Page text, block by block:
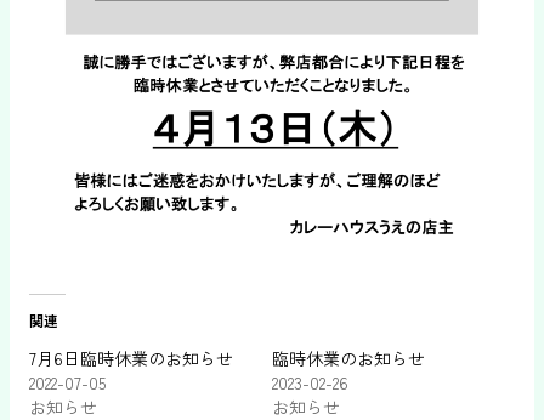
関連
7月6日臨時休業のお知らせ
2022-07-05
お知らせ
臨時休業のお知らせ
2023-02-26
お知らせ